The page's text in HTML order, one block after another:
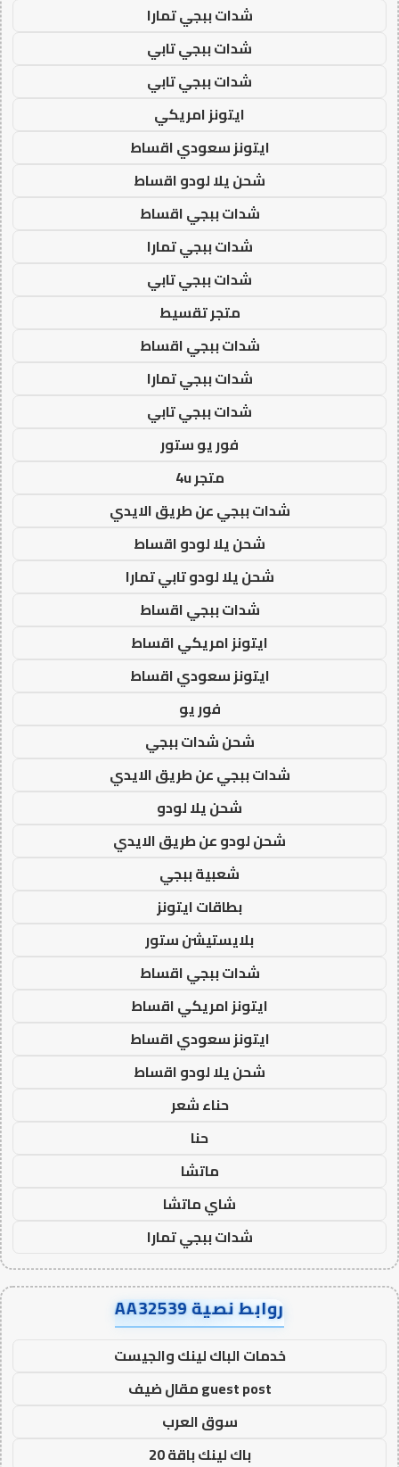
شدات ببجي تمارا
شدات ببجي تابي
شدات ببجي تابي
ايتونز امريكي
ايتونز سعودي اقساط
شحن يلا لودو اقساط
شدات ببجي اقساط
شدات ببجي تمارا
شدات ببجي تابي
متجر تقسيط
شدات ببجي اقساط
شدات ببجي تمارا
شدات ببجي تابي
فور يو ستور
متجر 4u
شدات ببجي عن طريق الايدي
شحن يلا لودو اقساط
شحن يلا لودو تابي تمارا
شدات ببجي اقساط
ايتونز امريكي اقساط
ايتونز سعودي اقساط
فور يو
شحن شدات ببجي
شدات ببجي عن طريق الايدي
شحن يلا لودو
شحن لودو عن طريق الايدي
شعبية ببجي
بطاقات ايتونز
بلايستيشن ستور
شدات ببجي اقساط
ايتونز امريكي اقساط
ايتونز سعودي اقساط
شحن يلا لودو اقساط
حناء شعر
حنا
ماتشا
شاي ماتشا
شدات ببجي تمارا
روابط نصية AA32539
خدمات الباك لينك والجيست
guest post مقال ضيف
سوق العرب
باك لينك باقة 20